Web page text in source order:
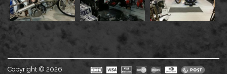
Copyright © 2026